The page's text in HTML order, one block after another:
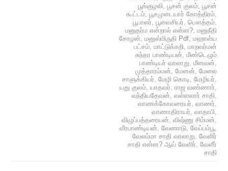
பூங்குழலி, பூசன் குலம், பூசன்
கூட்டம், பூசமுடையார் கோத்திரம்,
பூபாலர், பூவைசியர், பௌத்தம்,
மனுதர்ம என்றால் என்ன?, மனுநீதி
சோழன், மனுஸ்மிருதி Pdf, மஹாள்ய
பட்சம், மாட்டுக்கறி, மாறவர்மன்
சுந்தர பாண்டியன், மீண்டெழும்
பாண்டியர் வரலாறு, மீனவன்,
முத்தாரம்மன், மேனன், மேலை
சாளுக்கியர், மேழி கொடி, மேழியர்,
யது குலம், யாதவர், ராஜ வண்ணார்,
வந்தியதேவன், வள்ளலார் சாதி,
வாணக்கோவரையர், வாணர்,
வாணாதிராயர், வாதாபி,
விழுப்பத்தரையன், விஷ்ணு சிம்மன்,
வீரபாண்டியன், வேணாடு, வேப்பம்பூ,
வேலம்மா சாதி வரலாறு, வேளிர்
சாதி என்ன? ஆய் வேளிர், வேளீர்
சாதி